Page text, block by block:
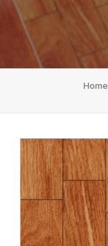
Home